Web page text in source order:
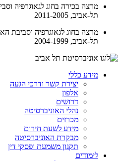
מרצה בכירה בחוג לגאוגרפיה
תל-אביב, 2011-2005
מרצה בחוג לגאוגרפיה וסביבת
תל-אביב, 2004-1999
מידע כללי
יצירת קשר ודרכי הגעה
אלפון
דרושים
נהלי האוניברסיטה
מכרזים
מידע לשעת חירום
מבקרת האוניברסיטה
תקנון משמעת ופסקי דין
לימודים